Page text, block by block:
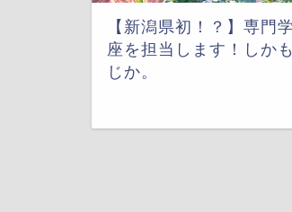
【新潟県初！？】専門
座を担当します！しか
じか。